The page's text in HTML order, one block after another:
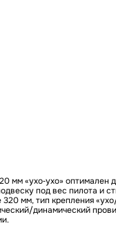
мм «ухо‑ухо»
под вес пилота и
мм, тип крепления
динамический